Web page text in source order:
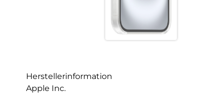
Herstellerinformation
Apple Inc.